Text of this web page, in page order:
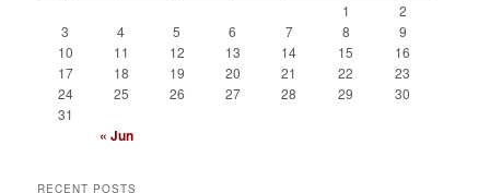
1
2
3
4 5 6 7 8
9
10
11 12 13 14 15
16
17
18 19 20 21 22
23
24
25 26 27 28 29
30
31
« Jun
RECENT POSTS